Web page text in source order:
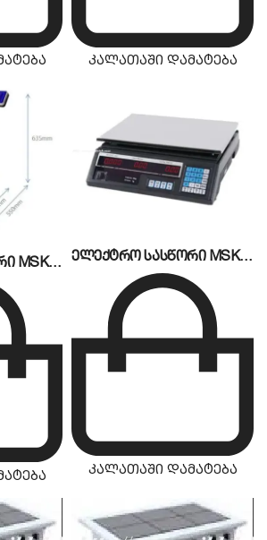
კალათაში დამატება
ელექტრო სასწორი MSK-150S ელექტრო სასწორი MSK-40S
კალათაში დამატება